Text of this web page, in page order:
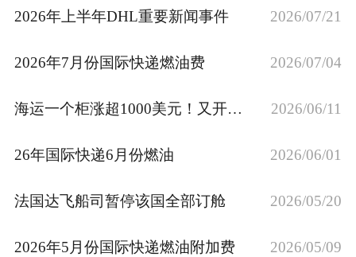
运输渠道
服务说明
资质荣誉
2026年上半年DHL重要新闻事件 2026/07/21
2026年7月份国际快递燃油费 2026/07/04
海运一个柜涨超1000美元！又开始抢舱位了？ 2026/06/11
26年国际快递6月份燃油 2026/06/01
法国达飞船司暂停该国全部订舱 2026/05/20
2026年5月份国际快递燃油附加费 2026/05/09